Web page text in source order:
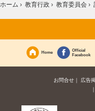
ホーム › 教育行政 › 教育委員会 ›
Home
Official
Facebook
お問合せ 広告